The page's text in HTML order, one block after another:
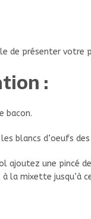
de présenter votre
:
bacon.
blancs d’oeufs
ajoutez une pincé
la mixette jusqu’à